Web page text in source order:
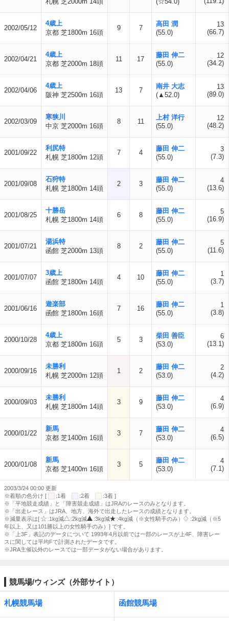
2002/05/12
4歳上
京都 芝1800m 16頭
9 7
高田 潤
(55.0)
13
(66.7)
2002/04/21
4歳上
京都 芝2000m 18頭
11 17
藤田 伸二
(55.0)
12
(34.2)
2002/04/06
4歳上
阪神 芝2500m 16頭
13 7
南井 大志
(▲52.0)
13
(89.0)
2002/03/09
寒狭川
中京 芝2000m 16頭
8 11
上村 洋行
(55.0)
12
(48.2)
2001/09/22
利尻特
札幌 芝1800m 12頭
7 4
藤田 伸二
(55.0)
3
(7.3)
2001/09/08
石狩特
札幌 芝1800m 14頭
2 3
藤田 伸二
(55.0)
4
(13.6)
2001/08/25
十勝岳
札幌 芝1800m 14頭
6 8
藤田 伸二
(55.0)
5
(16.9)
2001/07/21
湯浜特
函館 芝2000m 13頭
8 2
藤田 伸二
(55.0)
5
(11.6)
2001/07/07
3歳上
函館 芝1800m 14頭
4 10
藤田 伸二
(55.0)
1
(3.7)
2001/06/16
遊楽部
函館 芝1800m 16頭
7 16
藤田 伸二
(55.0)
1
(3.8)
2000/10/28
4歳上
京都 芝1800m 16頭
5 3
柴田 善臣
(53.0)
6
(13.1)
2000/09/16
未勝利
札幌 芝2000m 12頭
1 2
藤田 伸二
(53.0)
2
(4.2)
2000/09/03
未勝利
札幌 芝1800m 14頭
3 9
藤田 伸二
(53.0)
4
(6.9)
2000/01/22
新馬
京都 芝1400m 16頭
3 7
藤田 伸二
(53.0)
4
(6.5)
2000/01/08
新馬
京都 芝1400m 16頭
3 5
藤田 伸二
(53.0)
4
(7.1)
2003/3/24 00:00 更新
※着順の色分け [
:1着 :2着
:3着 ]
※「平地競走成績」と「障害競走成績」はJRAのレースのみとなります。
※「出走レース」はJRA、地方、海外で出走したレースの成績となります。
※減量表示は[
:1kg減 :2kg減 :3kg減 :4kg減（※女性騎手のみ）
:2kg減（※5
年以上、又は101勝以上の女性騎手のみ）] です。
※「上3F」表記のデータについて 1993年4月以前では一部のレースが上4F、障害レー
スに関しては平均Fで計測されたデータです。
※JRA主催以外のレースでは一部データがない場合があります。
競馬場/ウィンズ（外部サイト）
札幌競馬場 函館競馬場